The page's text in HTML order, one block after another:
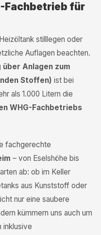
Fachbetrieb für
stilllegen oder
Auflagen beachten.
über Anlagen zum
Stoffen) ist bei
als 1.000 Litern die
WHG-Fachbetriebs
fachgerechte
– von Eselshöhe bis
ab: ob im Keller
aus Kunststoff oder
nur eine saubere
kümmern uns auch um
inklusive